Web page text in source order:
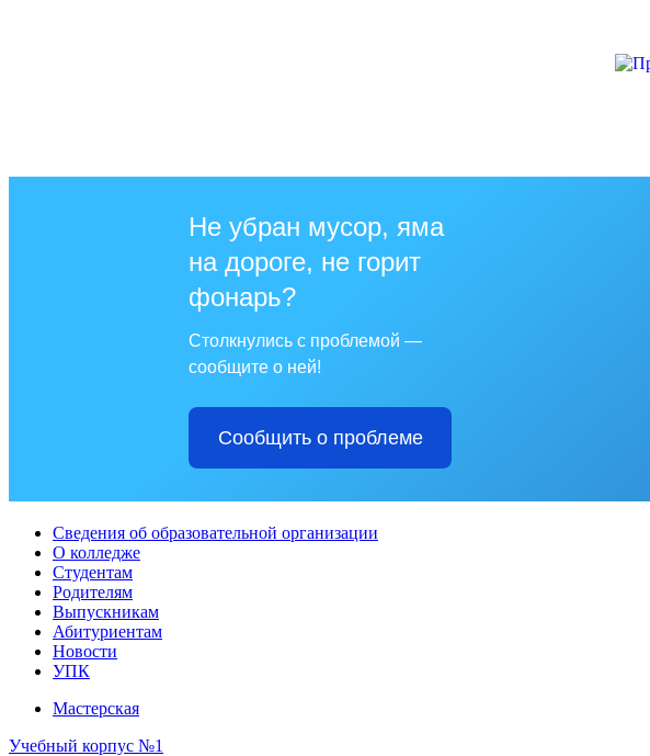
Не убран мусор, яма
на дороге, не горит
фонарь?
Столкнулись с проблемой —
сообщите о ней!
Сообщить о проблеме
Сведения об образовательной организации
О колледже
Студентам
Родителям
Выпускникам
Абитуриентам
Новости
УПК
Мастерская
Учебный корпус №1